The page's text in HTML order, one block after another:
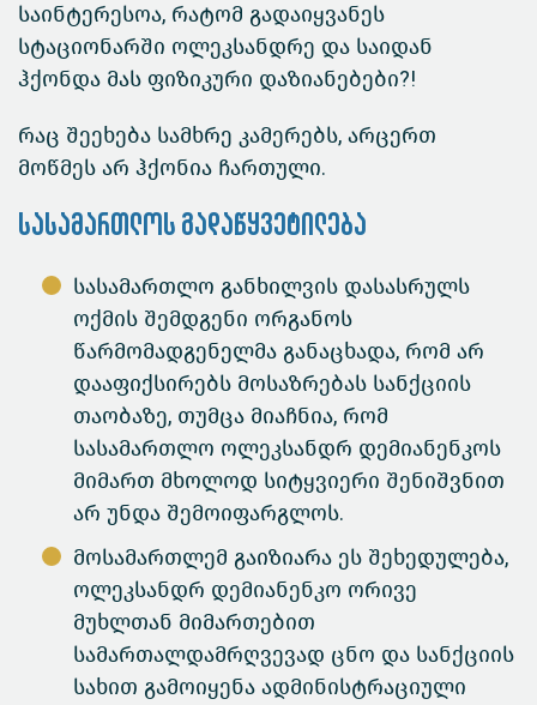
საინტერესოა, რატომ გადაიყვანეს
სტაციონარში ოლეკსანდრე და საიდან
ჰქონდა მას ფიზიკური დაზიანებები?!
რაც შეეხება სამხრე კამერებს, არცერთ
მოწმეს არ ჰქონია ჩართული.
სასამართლოს გადაწყვეტილება
სასამართლო განხილვის დასასრულს
ოქმის შემდგენი ორგანოს
წარმომადგენელმა განაცხადა, რომ არ
დააფიქსირებს მოსაზრებას სანქციის
თაობაზე, თუმცა მიაჩნია, რომ
სასამართლო ოლეკსანდრ დემიანენკოს
მიმართ მხოლოდ სიტყვიერი შენიშვნით
არ უნდა შემოიფარგლოს.
მოსამართლემ გაიზიარა ეს შეხედულება,
ოლეკსანდრ დემიანენკო ორივე
მუხლთან მიმართებით
სამართალდამრღვევად ცნო და სანქციის
სახით გამოიყენა ადმინისტრაციული